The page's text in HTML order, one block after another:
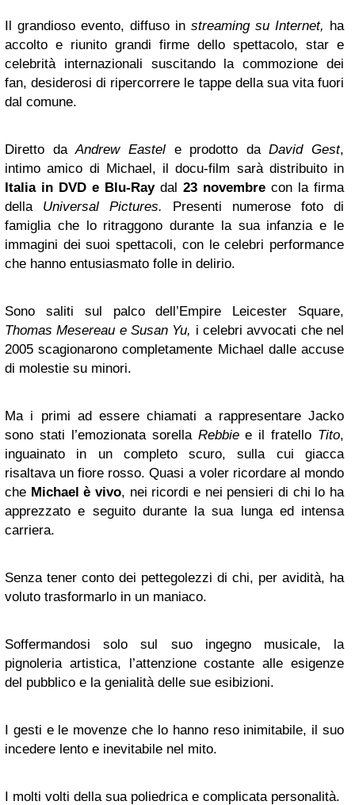
Il grandioso evento, diffuso in streaming su Internet, ha
accolto e riunito grandi firme dello spettacolo, star e
celebrità internazionali suscitando la commozione dei
fan, desiderosi di ripercorrere le tappe della sua vita fuori
dal comune.
Diretto daAndrew Eastel e prodotto daDavid Gest,
intimo amico di Michael, il docu-film sarà distribuito in
Italiain DVD e Blu-Ray dal 23 novembre con la firma
della Universal Pictures.
Presenti numerose foto di
famiglia che lo ritraggono durante la sua infanzia e le
immagini dei suoi spettacoli, con le celebri performance
che hanno entusiasmato folle in delirio.
Sono saliti sul palco dell’Empire Leicester Square,
Thomas Mesereau e Susan Yu, i celebri avvocati che nel
2005 scagionarono completamente Michael dalle accuse
di molestie su minori.
Ma i primi ad essere chiamati a rappresentare Jacko
sono stati l’emozionata sorella Rebbiee il fratello Tito,
inguainato in un completo scuro, sulla cui giacca
risaltava un fiore rosso. Quasi a voler ricordare al mondo
che Michael è vivo, nei ricordi e nei pensieri di chi lo ha
apprezzato e seguito durante la sua lunga ed intensa
carriera.
Senza tener conto dei pettegolezzi di chi, per avidità, ha
voluto trasformarlo in un maniaco.
Soffermandosi solo sul suo ingegno musicale, la
pignoleria artistica, l’attenzione costante alle esigenze
del pubblico e la genialità delle sue esibizioni.
I gesti e le movenze che lo hanno reso inimitabile, il suo
incedere lento e inevitabile nel mito.
I molti volti della sua poliedrica e complicata personalità.